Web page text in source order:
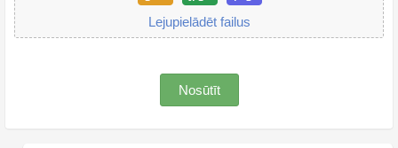
Lejupielādēt failus
Nosūtīt